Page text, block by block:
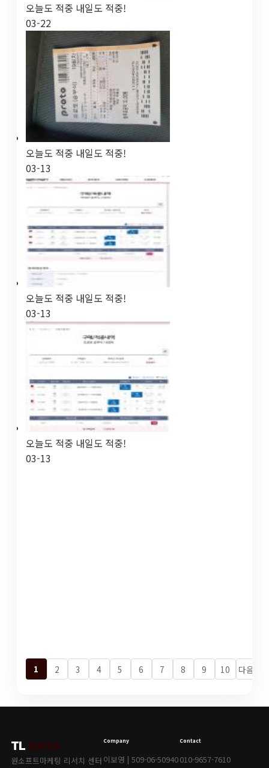
오늘도 적중 내일도 적중!
03-22
오늘도 적중 내일도 적중!
03-13
오늘도 적중 내일도 적중!
03-13
오늘도 적중 내일도 적중!
03-13
1 2 3 4 5 6 7 8 9 10 다음
TL DATA
원소프트마케팅 리서치 센터
Company
이보영 | 509-06-50940
Contact
010-9657-7610